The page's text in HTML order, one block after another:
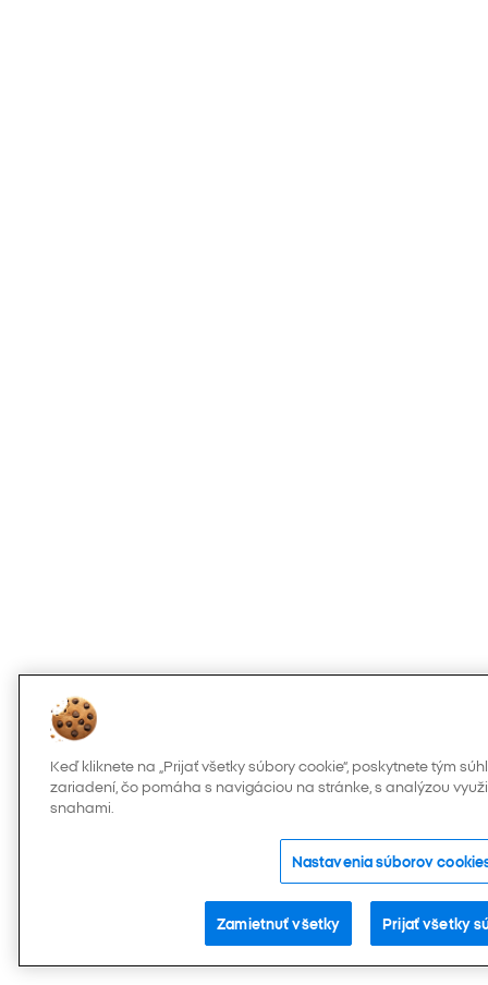
Keď kliknete na „Prijať všetky súbory cookie“, poskytnete tým
zariadení, čo pomáha s navigáciou na stránke, s analýzou
snahami.
Nastavenia súborov
Zamietnuť všetky Prijať všetky